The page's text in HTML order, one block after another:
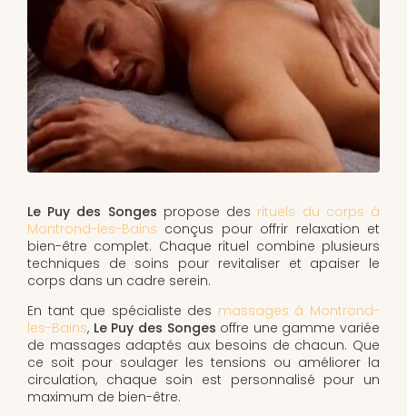
Le Puy des Songes propose des rituels du corps à
Montrond-les-Bains conçus pour offrir relaxation et
bien-être complet. Chaque rituel combine plusieurs
techniques de soins pour revitaliser et apaiser le
corps dans un cadre serein.
En tant que spécialiste des massages à Montrond-
les-Bains, Le Puy des Songes offre une gamme variée
de massages adaptés aux besoins de chacun. Que
ce soit pour soulager les tensions ou améliorer la
circulation, chaque soin est personnalisé pour un
maximum de bien-être.